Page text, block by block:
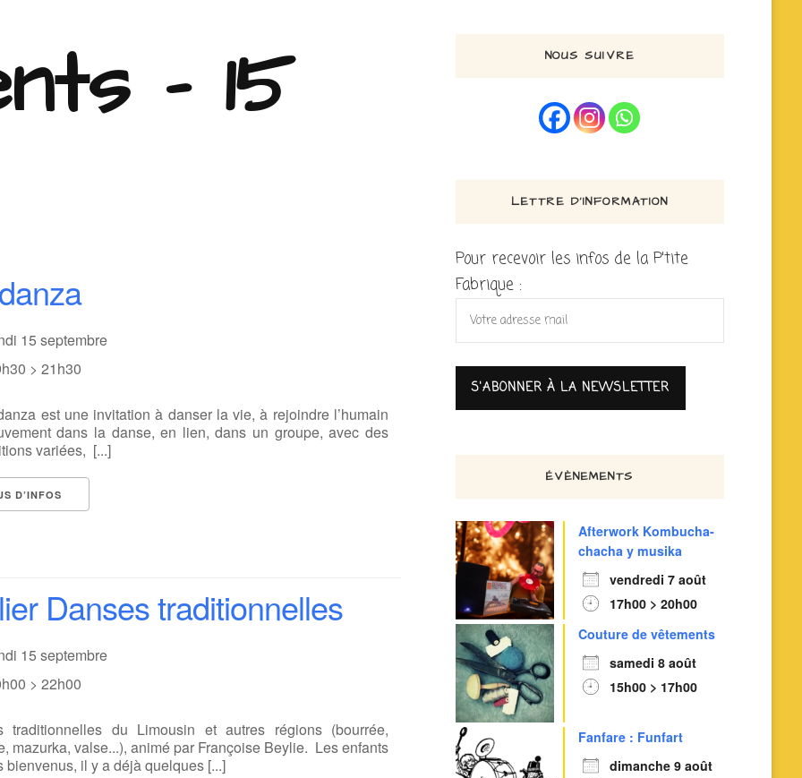
- 15
15 septembre
> 21h30
est une invitation à danser la vie, à rejoindre l’humain
dans la danse, en lien, dans un groupe, avec des
variées, [...]
D’INFOS
Danses traditionnelles
15 septembre
> 22h00
traditionnelles du Limousin et autres régions (bourrée,
mazurka, valse...), animé par Françoise Beylie. Les enfants
bienvenus, il y a déjà quelques [...]
NOUS SUIVRE
LETTRE D’INFORMATION
Pour recevoir les infos de la P'tite
Fabrique :
ÉVÈNEMENTS
Afterwork Kombucha-
chacha y musika
vendredi 7 août
17h00 > 20h00
Couture de vêtements
samedi 8 août
15h00 > 17h00
Fanfare : Funfart
dimanche 9 août